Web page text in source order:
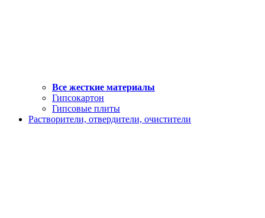
Все жесткие материалы
Гипсокартон
Гипсовые плиты
Растворители, отвердители, очистители